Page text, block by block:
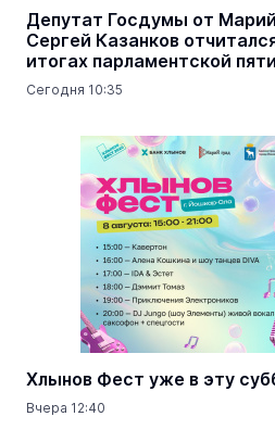
Депутат Госдумы от
Сергей Казанков
итогах парламентской
Сегодня 10:35
Хлынов Фест уже в эту
Вчера 12:40